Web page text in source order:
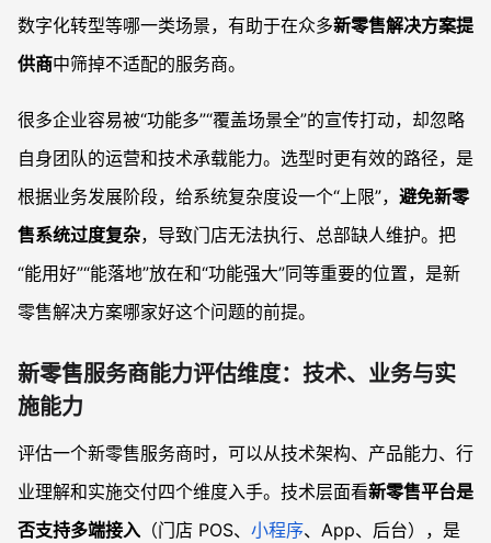
数字化转型等哪一类场景，有助于在众多新零售解决方案提
供商中筛掉不适配的服务商。
很多企业容易被“功能多”“覆盖场景全”的宣传打动，却忽略
自身团队的运营和技术承载能力。选型时更有效的路径，是
根据业务发展阶段，给系统复杂度设一个“上限”， 避免新零
售系统过度复杂，导致门店无法执行、总部缺人维护。把
“能用好”“能落地”放在和“功能强大”同等重要的位置，是新
零售解决方案哪家好这个问题的前提。
新零售服务商能力评估维度：技术、业务与实
施能力
评估一个新零售服务商时，可以从技术架构、产品能力、行
业理解和实施交付四个维度入手。技术层面看新零售平台是
否支持多端接入 （门店 POS、 小程序、App、后台），是